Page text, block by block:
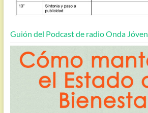
Guión del Podcast de radio Onda Jóven